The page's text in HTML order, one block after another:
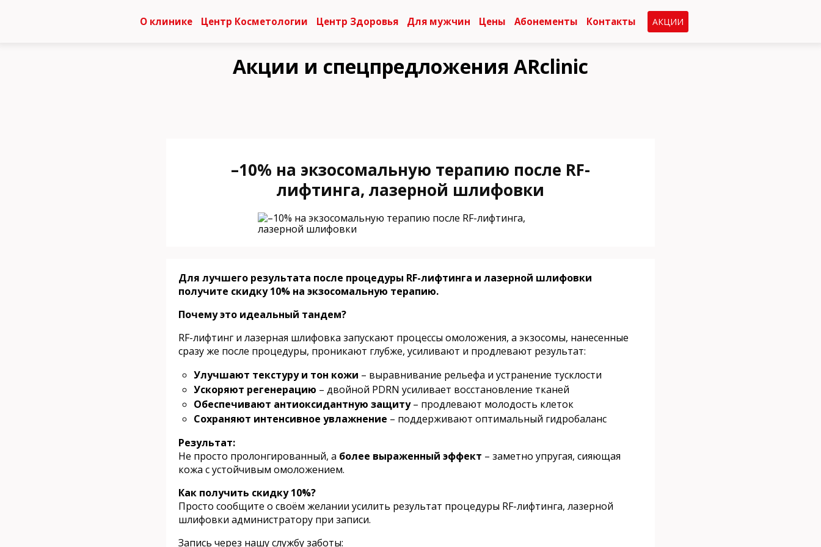
О клинике Центр Косметологии Центр Здоровья Для мужчин Цены Абонементы Контакты АКЦИИ
Акции и спецпредложения ARclinic
–10% на экзосомальную терапию после RF-
лифтинга, лазерной шлифовки
Для лучшего результата после процедуры RF-лифтинга и лазерной шлифовки
получите скидку 10% на экзосомальную терапию.
Почему это идеальный тандем?
RF-лифтинг и лазерная шлифовка запускают процессы омоложения, а экзосомы, нанесенные
сразу же после процедуры, проникают глубже, усиливают и продлевают результат:
Улучшают текстуру и тон кожи – выравнивание рельефа и устранение тусклости
Ускоряют регенерацию – двойной PDRN усиливает восстановление тканей
Обеспечивают антиоксидантную защиту– продлевают молодость клеток
Сохраняют интенсивное увлажнение – поддерживают оптимальный гидробаланс
Результат:
Не просто пролонгированный, а более выраженный эффект – заметно упругая, сияющая
кожа с устойчивым омоложением.
Как получить скидку 10%?
Просто сообщите о своём желании усилить результат процедуры RF-лифтинга, лазерной
шлифовки администратору при записи.
Запись через нашу службу заботы: